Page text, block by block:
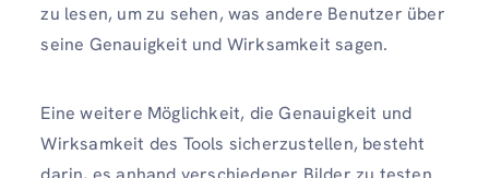
zu lesen, um zu sehen, was andere Benutzer über
seine Genauigkeit und Wirksamkeit sagen.
Eine weitere Möglichkeit, die Genauigkeit und
Wirksamkeit des Tools sicherzustellen, besteht